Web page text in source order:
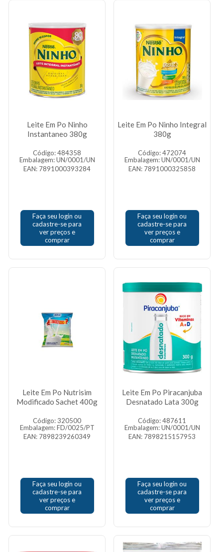
Leite Em Po Ninho
Instantaneo 380g
Código: 484358
Embalagem: UN/0001/UN
EAN: 7891000393284
Faça seu login ou
cadastre-se para
ver preços e
comprar
Leite Em Po Ninho Integral
380g
Código: 472074
Embalagem: UN/0001/UN
EAN: 7891000325858
Faça seu login ou
cadastre-se para
ver preços e
comprar
Leite Em Po Nutrisim
Modificado Sachet 400g
Código: 320500
Embalagem: FD/0025/PT
EAN: 7898239260349
Faça seu login ou
cadastre-se para
ver preços e
comprar
Leite Em Po Piracanjuba
Desnatado Lata 300g
Código: 487611
Embalagem: UN/0001/UN
EAN: 7898215157953
Faça seu login ou
cadastre-se para
ver preços e
comprar